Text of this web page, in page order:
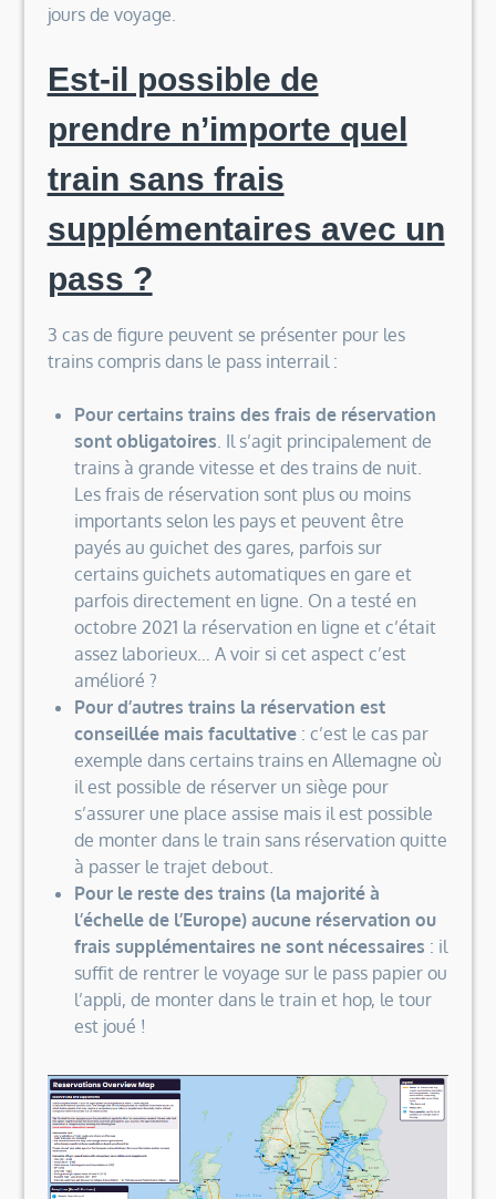
jours de voyage.
Est-il possible de
prendre n’importe quel
train sans frais
supplémentaires avec un
pass ?
3 cas de figure peuvent se présenter pour les
trains compris dans le pass interrail :
Pour certains trains des frais de réservation
sont obligatoires . Il s’agit principalement de
trains à grande vitesse et des trains de nuit.
Les frais de réservation sont plus ou moins
importants selon les pays et peuvent être
payés au guichet des gares, parfois sur
certains guichets automatiques en gare et
parfois directement en ligne. On a testé en
octobre 2021 la réservation en ligne et c’était
assez laborieux… A voir si cet aspect c’est
amélioré ?
Pour d’autres trains la réservation est
conseillée mais facultative: c’est le cas par
exemple dans certains trains en Allemagne où
il est possible de réserver un siège pour
s’assurer une place assise mais il est possible
de monter dans le train sans réservation quitte
à passer le trajet debout.
Pour le reste des trains (la majorité à
l’échelle de l’Europe) aucune réservation ou
frais supplémentaires ne sont nécessaires : il
suffit de rentrer le voyage sur le pass papier ou
l’appli, de monter dans le train et hop, le tour
est joué !